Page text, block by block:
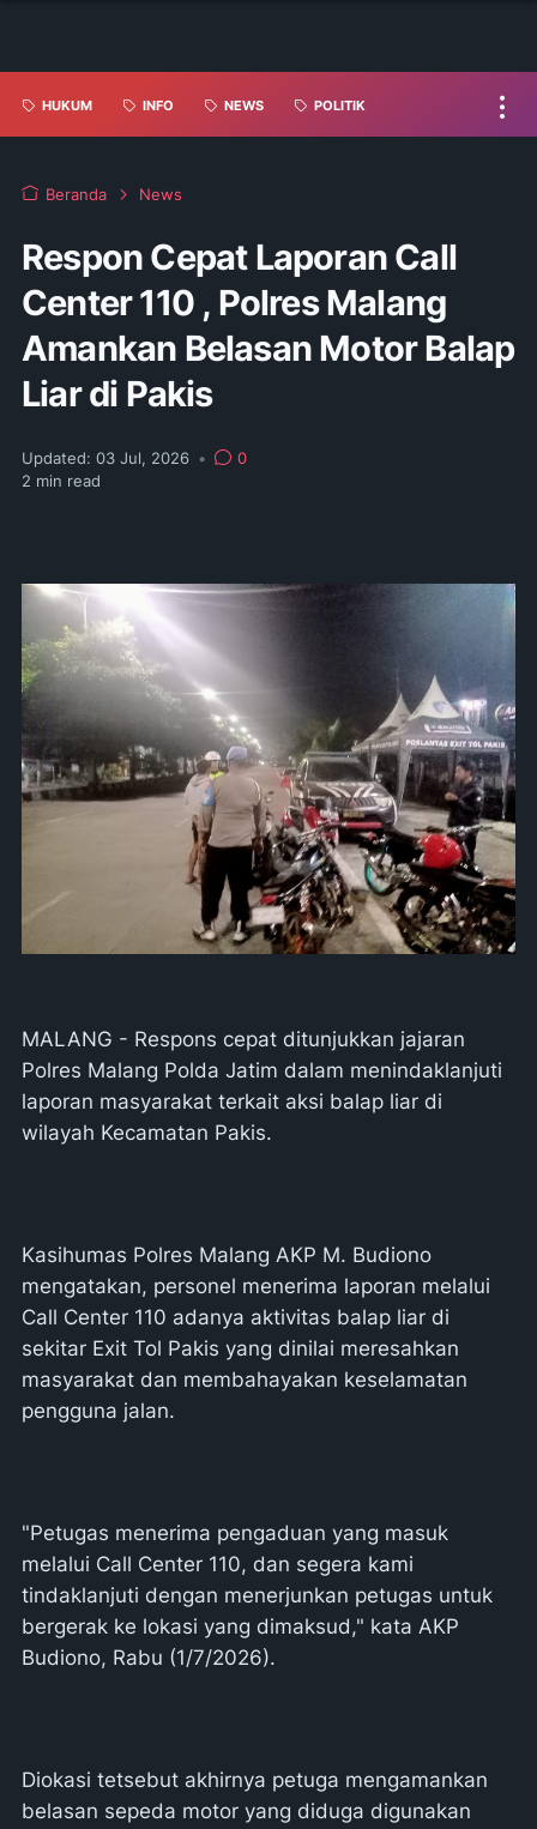
HUKUM INFO NEWS POLITIK
Beranda News
Respon Cepat Laporan Call
Center 110 , Polres Malang
Amankan Belasan Motor Balap
Liar di Pakis
Updated: 03 Jul, 2026 •
0
2 min read
MALANG - Respons cepat ditunjukkan jajaran
Polres Malang Polda Jatim dalam menindaklanjuti
laporan masyarakat terkait aksi balap liar di
wilayah Kecamatan Pakis.
Kasihumas Polres Malang AKP M. Budiono
mengatakan, personel menerima laporan melalui
Call Center 110 adanya aktivitas balap liar di
sekitar Exit Tol Pakis yang dinilai meresahkan
masyarakat dan membahayakan keselamatan
pengguna jalan.
"Petugas menerima pengaduan yang masuk
melalui Call Center 110, dan segera kami
tindaklanjuti dengan menerjunkan petugas untuk
bergerak ke lokasi yang dimaksud," kata AKP
Budiono, Rabu (1/7/2026).
Diokasi tetsebut akhirnya petuga mengamankan
belasan sepeda motor yang diduga digunakan